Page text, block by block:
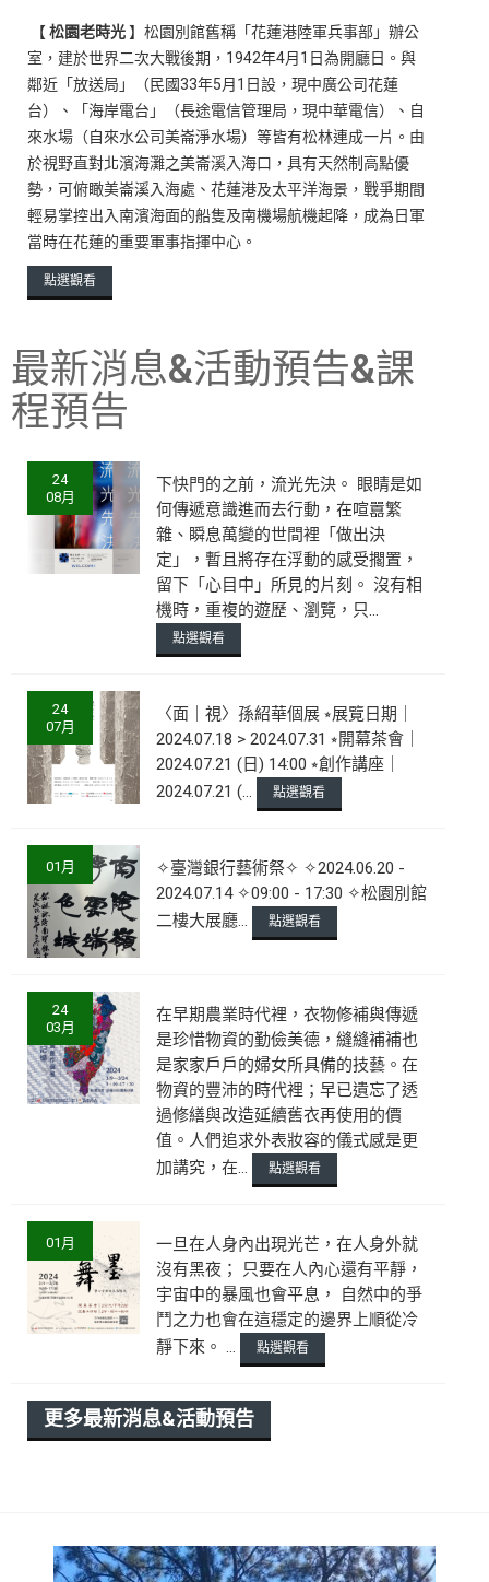
【松園老時光】松園別館舊稱「花蓮港陸軍兵事部」辦公
室，建於世界二次大戰後期，1942年4月1日為開廳日。與
鄰近「放送局」（民國33年5月1日設，現中廣公司花蓮
台）、「海岸電台」（長途電信管理局，現中華電信）、自
來水場（自來水公司美崙淨水場）等皆有松林連成一片。由
於視野直對北濱海灘之美崙溪入海口，具有天然制高點優
勢，可俯瞰美崙溪入海處、花蓮港及太平洋海景，戰爭期間
輕易掌控出入南濱海面的船隻及南機場航機起降，成為日軍
當時在花蓮的重要軍事指揮中心。
點選觀看
最新消息&活動預告&課
程預告
24
08月
下快門的之前，流光先決。 眼睛是如
何傳遞意識進而去行動，在喧囂繁
雜、瞬息萬變的世間裡「做出決
定」，暫且將存在浮動的感受擱置，
留下「心目中」所見的片刻。 沒有相
機時，重複的遊歷、瀏覽，只...
點選觀看
24
07月
〈面｜視〉孫紹華個展 ⭒展覽日期｜
2024.07.18 > 2024.07.31 ⭒開幕茶會｜
2024.07.21 (日) 14:00 ⭒創作講座｜
2024.07.21 (...
點選觀看
01月
✧臺灣銀行藝術祭✧ ✧2024.06.20 -
2024.07.14 ✧09:00 - 17:30 ✧松園別館
二樓大展廳...
點選觀看
24
03月
在早期農業時代裡，衣物修補與傳遞
是珍惜物資的勤儉美德，縫縫補補也
是家家戶戶的婦女所具備的技藝。在
物資的豐沛的時代裡；早已遺忘了透
過修繕與改造延續舊衣再使用的價
值。人們追求外表妝容的儀式感是更
加講究，在...
點選觀看
01月
一旦在人身內出現光芒，在人身外就
沒有黑夜； 只要在人內心還有平靜，
宇宙中的暴風也會平息， 自然中的爭
鬥之力也會在這穩定的邊界上順從冷
靜下來。 ...
點選觀看
更多最新消息&活動預告